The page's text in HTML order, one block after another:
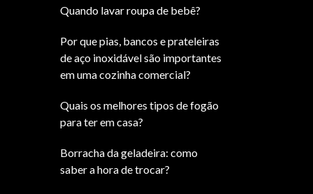
Quando lavar roupa de bebê?
Por que pias, bancos e prateleiras
de aço inoxidável são importantes
em uma cozinha comercial?
Quais os melhores tipos de fogão
para ter em casa?
Borracha da geladeira: como
saber a hora de trocar?